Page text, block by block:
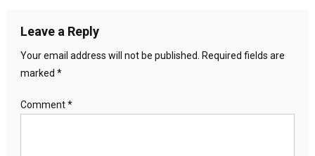
Leave a Reply
Your email address will not be published.
Required fields are
marked *
Comment*